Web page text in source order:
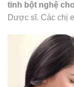
tinh bột nghệ
Dược sĩ. Các chị